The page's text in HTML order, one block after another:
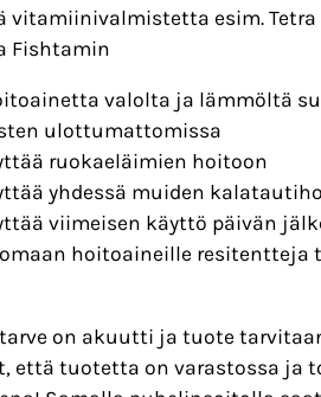
vitamiinivalmistetta esim.
Fishtamin
valolta ja lämmöltä
ulottumattomissa
ruokaeläimien hoitoon
yhdessä muiden
viimeisen käyttö päivän
hoitoaineille
on akuutti ja tuote
että tuotetta on varastossa ja